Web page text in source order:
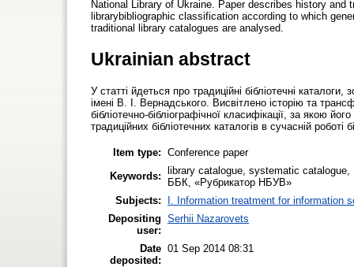
National Library of Ukraine. Paper describes history
librarybibliographic classification according to which
traditional library catalogues are analysed.
Ukrainian abstract
У статті йдеться про традиційні бібліотечні
імені В. І. Вернадського. Висвітлено історію та
бібліотечно-бібліографічної класифікації, за якою
традиційних бібліотечних каталогів в сучасній роботі
Item type: Conference paper
Keywords:
library catalogue, systematic catalogue,
ББК, «Рубрикатор НБУВ»
Subjects:
I. Information treatment for information
Depositing
user:
Serhii Nazarovets
Date
deposited:
01 Sep 2014 08:31